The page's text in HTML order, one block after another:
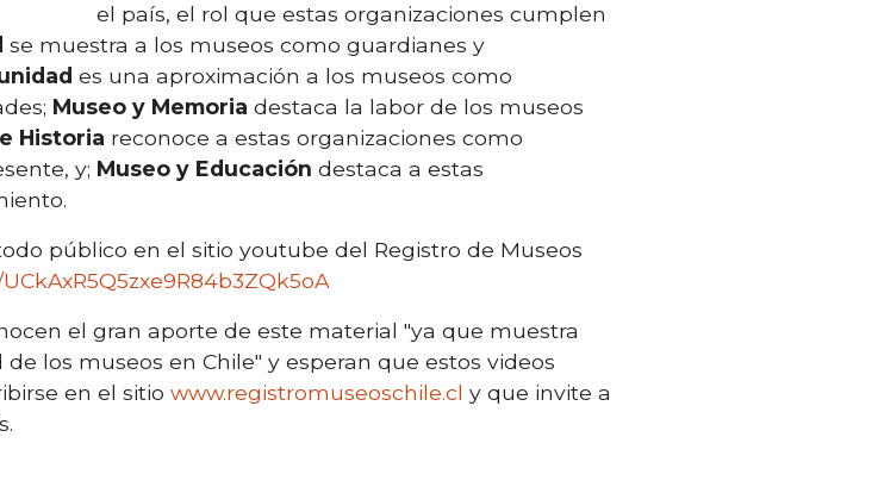
el país, el rol que estas organizaciones cumplen
se muestra a los museos como guardianes y
es una aproximación a los museos como
Museo y Memoria destaca la labor de los museos
Historia reconoce a estas organizaciones como
y; Museo y Educación destaca a estas
público en el sitio youtube del Registro de Museos
el gran aporte de este material "ya que muestra
los museos en Chile" y esperan que estos videos
en el sitiowww.registromuseoschile.cl y que invite a